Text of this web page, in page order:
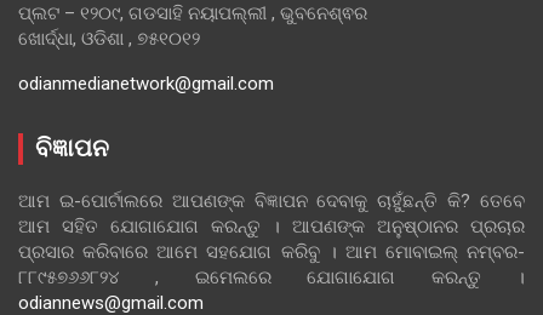
ପ୍ଲଟ – ୧୨୦୯, ଗଡସାହି ନୟାପଲ୍ଲୀ , ଭୁବନେଶ୍ଵର
ଖୋର୍ଦ୍ଧା, ଓଡିଶା , ୭୫୧୦୧୨
odianmedianetwork@gmail.com
ବିଜ୍ଞାପନ
ଆମ ଇ-ପୋର୍ଟାଲରେ ଆପଣଙ୍କ ବିଜ୍ଞାପନ ଦେବାକୁ ଚାହୁଁଛନ୍ତି କି? ତେବେ
ଆମ ସହିତ ଯୋଗାଯୋଗ କରନ୍ତୁ । ଆପଣଙ୍କ ଅନୁଷ୍ଠାନର ପ୍ରଚାର
ପ୍ରସାର କରିବାରେ ଆମେ ସହଯୋଗ କରିବୁ । ଆମ ମୋବାଇଲ୍ ନମ୍ବର-
୮୮୯୫୭୬୬୮୨୪ , ଇମେଲରେ ଯୋଗାଯୋଗ କରନ୍ତୁ ।
odiannews@gmail.com